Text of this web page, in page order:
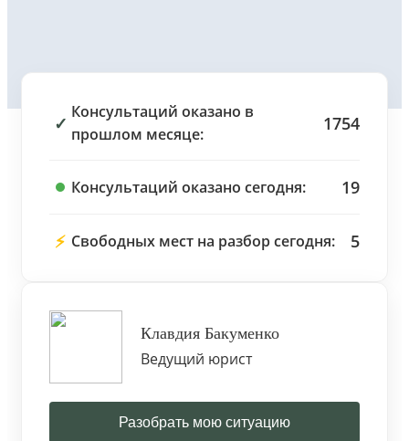
✓
Консультаций оказано в
прошлом месяце:
1754
Консультаций оказано сегодня: 19
⚡ Свободных мест на разбор сегодня: 5
Клавдия Бакуменко
Ведущий юрист
Разобрать мою ситуацию